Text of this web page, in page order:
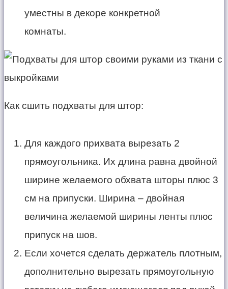
уместны в декоре конкретной
комнаты.
Как сшить подхваты для штор:
Для каждого прихвата вырезать 2
прямоугольника. Их длина равна двойной
ширине желаемого обхвата шторы плюс 3
см на припуски. Ширина – двойная
величина желаемой ширины ленты плюс
припуск на шов.
Если хочется сделать держатель плотным,
дополнительно вырезать прямоугольную